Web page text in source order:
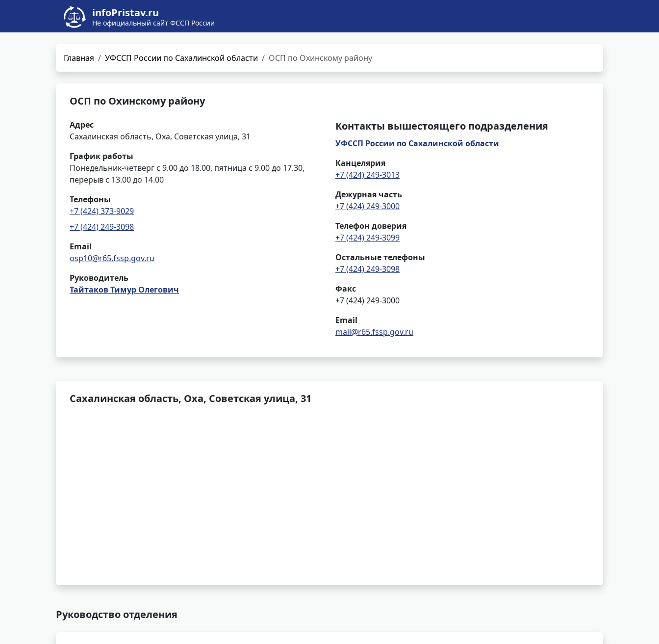
infoPristav.ru
Не официальный сайт ФССП России
Главная УФССП России по Сахалинской области ОСП по Охинскому району
ОСП по Охинскому району
Адрес
Сахалинская область, Оха, Советская улица, 31
График работы
Понедельник-четверг с 9.00 до 18.00, пятница с 9.00 до 17.30,
перерыв с 13.00 до 14.00
Телефоны
+7 (424) 373-9029
+7 (424) 249-3098
Email
osp10@r65.fssp.gov.ru
Руководитель
Тайтаков Тимур Олегович
Контакты вышестоящего подразделения
УФССП России по Сахалинской области
Канцелярия
+7 (424) 249-3013
Дежурная часть
+7 (424) 249-3000
Телефон доверия
+7 (424) 249-3099
Остальные телефоны
+7 (424) 249-3098
Факс
+7 (424) 249-3000
Email
mail@r65.fssp.gov.ru
Сахалинская область, Оха, Советская улица, 31
Руководство отделения